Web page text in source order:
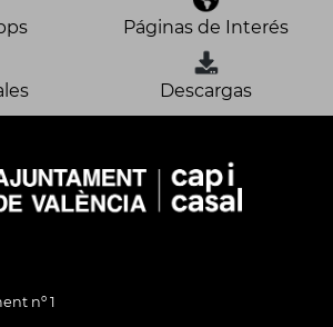
Páginas de Interés
Descargas
nº 1